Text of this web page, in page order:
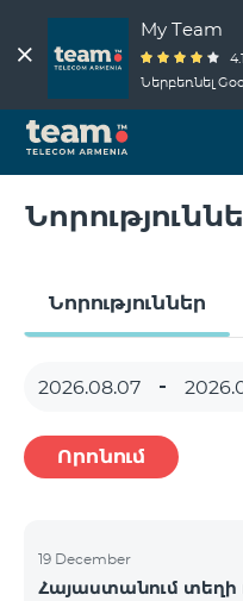
My Team
4.1
Ներբեռնել
Նորություններ
Որոնում
19 December
Հայաստանում տեղի